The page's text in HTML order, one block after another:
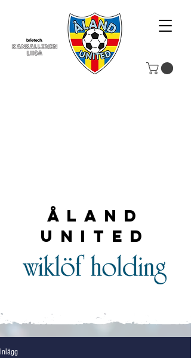
Åland
United
Inlägg